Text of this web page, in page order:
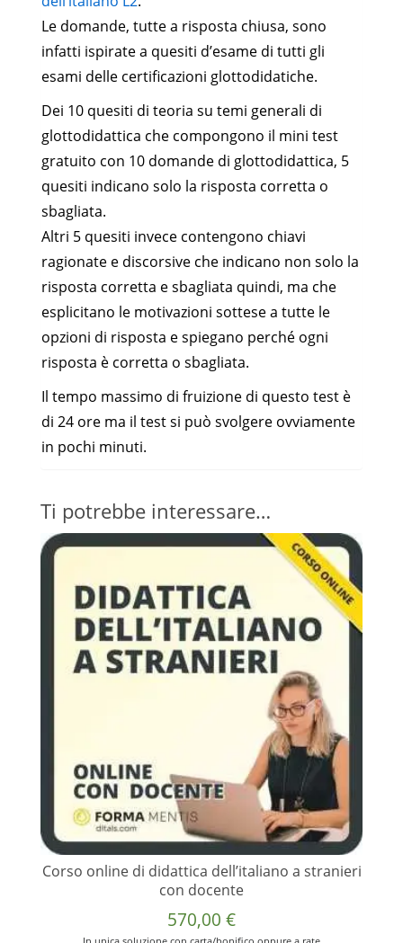
Le domande, tutte a risposta chiusa, sono
infatti ispirate a quesiti d’esame di tutti gli
esami delle certificazioni glottodidatiche.
Dei 10 quesiti di teoria su temi generali di
glottodidattica che compongono il mini test
gratuito con 10 domande di glottodidattica, 5
quesiti indicano solo la risposta corretta o
sbagliata.
Altri 5 quesiti invece contengono chiavi
ragionate e discorsive che indicano non solo la
risposta corretta e sbagliata quindi, ma che
esplicitano le motivazioni sottese a tutte le
opzioni di risposta e spiegano perché ogni
risposta è corretta o sbagliata.
Il tempo massimo di fruizione di questo test è
di 24 ore ma il test si può svolgere ovviamente
in pochi minuti.
Ti potrebbe interessare…
Corso online di didattica dell’italiano a stranieri
con docente
570,00 €